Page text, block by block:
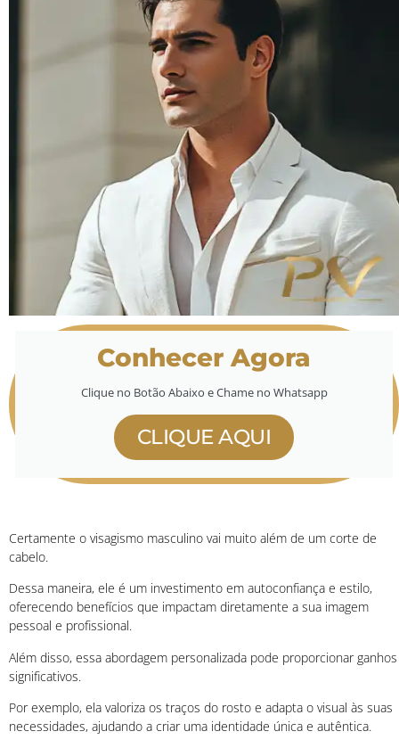
Conhecer Agora
Clique no Botão Abaixo e Chame no Whatsapp
CLIQUE AQUI
Certamente o visagismo masculino vai muito além de um corte de
cabelo.
Dessa maneira, ele é um investimento em autoconfiança e estilo,
oferecendo benefícios que impactam diretamente a sua imagem
pessoal e profissional.
Além disso, essa abordagem personalizada pode proporcionar ganhos
significativos.
Por exemplo, ela valoriza os traços do rosto e adapta o visual às suas
necessidades, ajudando a criar uma identidade única e autêntica.